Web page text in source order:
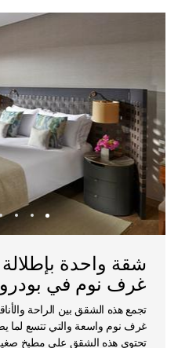
شقة واحدة
غرف نوم في
تجمع هذه الشقق بين الراحة
غرف نوم واسعة والتي تتسع
تحتوي هذه الشقق على مطبخ